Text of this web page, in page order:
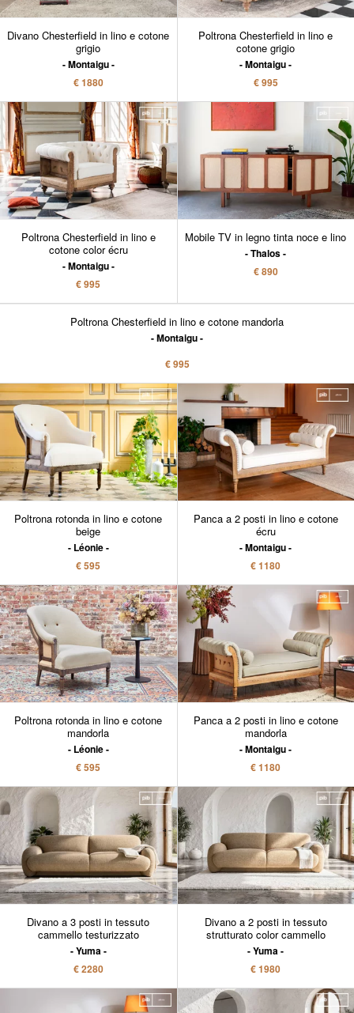
Divano Chesterfield in lino e cotone
grigio
Montaigu
€ 1880
Poltrona Chesterfield in lino e
cotone grigio
Montaigu
€ 995
Poltrona Chesterfield in lino e
cotone color écru
Montaigu
€ 995
Poltrona Chesterfield in lino e cotone mandorla
Montaigu
€ 995
Mobile TV in legno tinta noce e lino
Thalos
€ 890
Poltrona rotonda in lino e cotone
beige
Léonie
€ 595
Panca a 2 posti in lino e cotone
écru
Montaigu
€ 1180
Poltrona rotonda in lino e cotone
mandorla
Léonie
€ 595
Panca a 2 posti in lino e cotone
mandorla
Montaigu
€ 1180
Divano a 3 posti in tessuto
cammello testurizzato
Yuma
€ 2280
Divano a 2 posti in tessuto
strutturato color cammello
Yuma
€ 1980